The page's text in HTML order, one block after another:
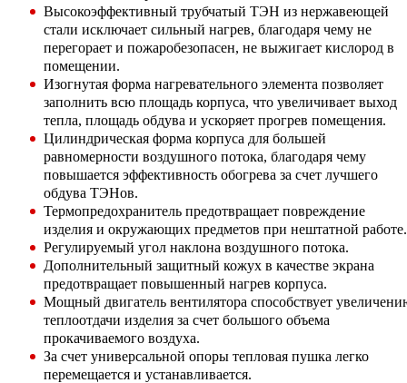
Высокоэффективный трубчатый ТЭН из нержавеющей
стали исключает сильный нагрев, благодаря чему не
перегорает и пожаробезопасен, не выжигает кислород в
помещении.
Изогнутая форма нагревательного элемента позволяет
заполнить всю площадь корпуса, что увеличивает выход
тепла, площадь обдува и ускоряет прогрев помещения.
Цилиндрическая форма корпуса для большей
равномерности воздушного потока, благодаря чему
повышается эффективность обогрева за счет лучшего
обдува ТЭНов.
Термопредохранитель предотвращает повреждение
изделия и окружающих предметов при нештатной работе.
Регулируемый угол наклона воздушного потока.
Дополнительный защитный кожух в качестве экрана
предотвращает повышенный нагрев корпуса.
Мощный двигатель вентилятора способствует
теплоотдачи изделия за счет большого объема
прокачиваемого воздуха.
За счет универсальной опоры тепловая пушка легко
перемещается и устанавливается.